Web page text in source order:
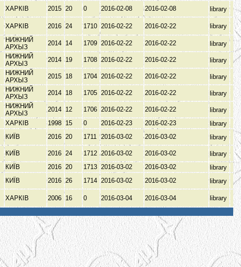
ХАРКІВ 2015 20 0 2016-02-08 2016-02-08 library
ХАРКІВ 2016 24 1710 2016-02-22 2016-02-22 library
НИЖНИЙ
АРХЫЗ
2014 14 1709 2016-02-22 2016-02-22 library
НИЖНИЙ
АРХЫЗ
2014 19 1708 2016-02-22 2016-02-22 library
НИЖНИЙ
АРХЫЗ
2015 18 1704 2016-02-22 2016-02-22 library
НИЖНИЙ
АРХЫЗ
2014 18 1705 2016-02-22 2016-02-22 library
НИЖНИЙ
АРХЫЗ
2014 12 1706 2016-02-22 2016-02-22
library
ХАРКІВ 1998 15 0 2016-02-23 2016-02-23
library
КИЇВ 2016 20 1711 2016-03-02 2016-03-02 library
КИЇВ 2016 24 1712 2016-03-02 2016-03-02
library
КИЇВ 2016 20 1713 2016-03-02 2016-03-02
library
КИЇВ 2016 26 1714 2016-03-02 2016-03-02 library
ХАРКІВ 2006 16 0 2016-03-04 2016-03-04
library